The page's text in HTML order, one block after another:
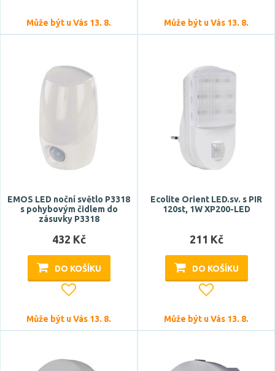
ŠířkaMůže být u Vás 13. 8. Může být u Vás 13. 8.
EMOS LED noční světlo P3318
s pohybovým čidlem do
zásuvky P3318
432 Kč
DO KOŠÍKU
Může být u Vás 13. 8.
Ecolite Orient LED.sv. s PIR
120st, 1W XP200-LED
211 Kč
DO KOŠÍKU
Může být u Vás 13. 8.